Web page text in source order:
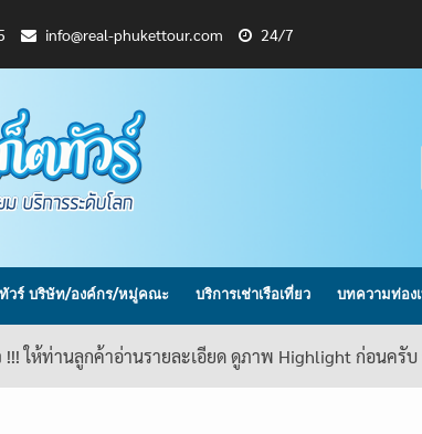
info@real-phukettour.com
24/7
วร์ บริษัท/องค์กร/หมู่คณะ บริการเช่าเรือเที่ยว บทความท่อง
ให้ท่านลูกค้าอ่านรายละเอียด ดูภาพ Highlight ก่อนครั